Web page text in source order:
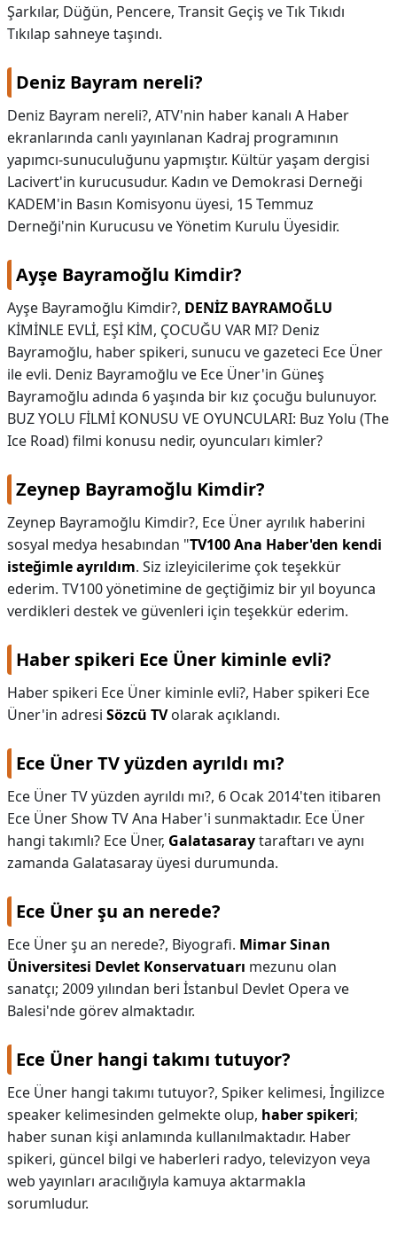
Şarkılar, Düğün, Pencere, Transit Geçiş ve Tık Tıkıdı
Tıkılap sahneye taşındı.
Deniz Bayram nereli?
Deniz Bayram nereli?, ATV'nin haber kanalı A Haber
ekranlarında canlı yayınlanan Kadraj programının
yapımcı-sunuculuğunu yapmıştır. Kültür yaşam dergisi
Lacivert'in kurucusudur. Kadın ve Demokrasi Derneği
KADEM'in Basın Komisyonu üyesi, 15 Temmuz
Derneği'nin Kurucusu ve Yönetim Kurulu Üyesidir.
Ayşe Bayramoğlu Kimdir?
Ayşe Bayramoğlu Kimdir?, DENİZ BAYRAMOĞLU
KİMİNLE EVLİ, EŞİ KİM, ÇOCUĞU VAR MI? Deniz
Bayramoğlu, haber spikeri, sunucu ve gazeteci Ece Üner
ile evli. Deniz Bayramoğlu ve Ece Üner'in Güneş
Bayramoğlu adında 6 yaşında bir kız çocuğu bulunuyor.
BUZ YOLU FİLMİ KONUSU VE OYUNCULARI: Buz Yolu (The
Ice Road) filmi konusu nedir, oyuncuları kimler?
Zeynep Bayramoğlu Kimdir?
Zeynep Bayramoğlu Kimdir?, Ece Üner ayrılık haberini
sosyal medya hesabından "TV100 Ana Haber'den kendi
isteğimle ayrıldım. Siz izleyicilerime çok teşekkür
ederim. TV100 yönetimine de geçtiğimiz bir yıl boyunca
verdikleri destek ve güvenleri için teşekkür ederim.
Haber spikeri Ece Üner kiminle evli?
Haber spikeri Ece Üner kiminle evli?, Haber spikeri Ece
Üner'in adresi Sözcü TVolarak açıklandı.
Ece Üner TV yüzden ayrıldı mı?
Ece Üner TV yüzden ayrıldı mı?, 6 Ocak 2014'ten itibaren
Ece Üner Show TV Ana Haber'i sunmaktadır. Ece Üner
hangi takımlı? Ece Üner, Galatasaraytaraftarı ve aynı
zamanda Galatasaray üyesi durumunda.
Ece Üner şu an nerede?
Ece Üner şu an nerede?, Biyografi. Mimar Sinan
Üniversitesi Devlet Konservatuarı mezunu olan
sanatçı; 2009 yılından beri İstanbul Devlet Opera ve
Balesi'nde görev almaktadır.
Ece Üner hangi takımı tutuyor?
Ece Üner hangi takımı tutuyor?, Spiker kelimesi, İngilizce
speaker kelimesinden gelmekte olup, haber spikeri;
haber sunan kişi anlamında kullanılmaktadır. Haber
spikeri, güncel bilgi ve haberleri radyo, televizyon veya
web yayınları aracılığıyla kamuya aktarmakla
sorumludur.